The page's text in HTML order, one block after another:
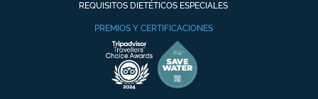
REQUISITOS DIETÉTICOS ESPECIALES
PREMIOS Y CERTIFICACIONES